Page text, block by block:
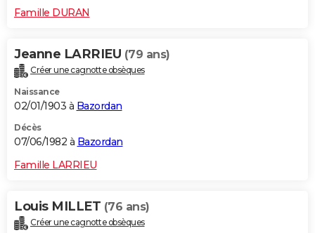
Famille DURAN
Jeanne LARRIEU (79 ans)
Créer une cagnotte obsèques
Naissance
02/01/1903 à Bazordan
Décès
07/06/1982 à Bazordan
Famille LARRIEU
Louis MILLET (76 ans)
Créer une cagnotte obsèques